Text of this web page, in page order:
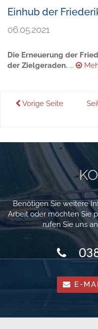
Einhub der
06.05.2021
Die Erneuerung der
der Zielgeraden. ...
Vorige Seite
Benötigen Sie weitere
Arbeit oder möchten Sie
rufen Sie uns
E-